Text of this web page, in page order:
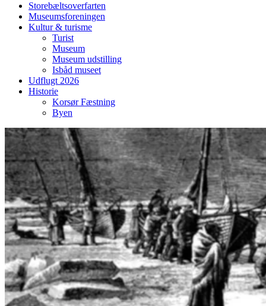
Storebæltsoverfarten
Museumsforeningen
Kultur & turisme
Turist
Museum
Museum udstilling
Isbåd museet
Udflugt 2026
Historie
Korsør Fæstning
Byen